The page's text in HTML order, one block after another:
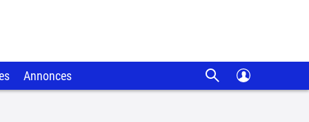
Annonces